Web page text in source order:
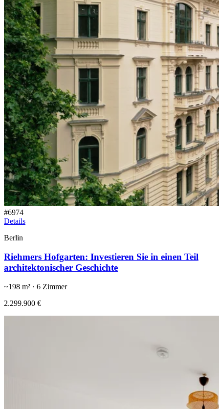
#6974
Details
Berlin
Riehmers Hofgarten: Investieren Sie in einen Teil
architektonischer Geschichte
~198 m² · 6 Zimmer
2.299.900 €